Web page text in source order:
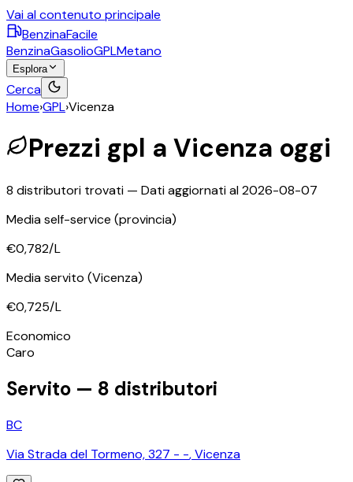
Vai al contenuto principale
BenzinaFacile
BenzinaGasolioGPLMetano
Esplora
Cerca
Home›GPL›Vicenza
Prezzi gpl a Vicenza oggi
8 distributori trovati — Dati aggiornati al2026-08-07
Media self-service (provincia)
€0,782/L
Media servito (Vicenza)
€0,725/L
Economico
Caro
Servito — 8 distributori
BC
Via Strada del Tormeno, 327 - -,Vicenza